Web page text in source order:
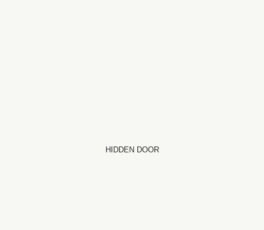
HIDDEN DOOR